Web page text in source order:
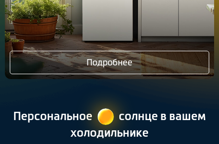
Подробнее
Персональное
cолнце в вашем
холодильнике